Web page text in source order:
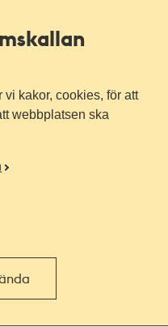
kakor, cookies, för att
webbplatsen ska